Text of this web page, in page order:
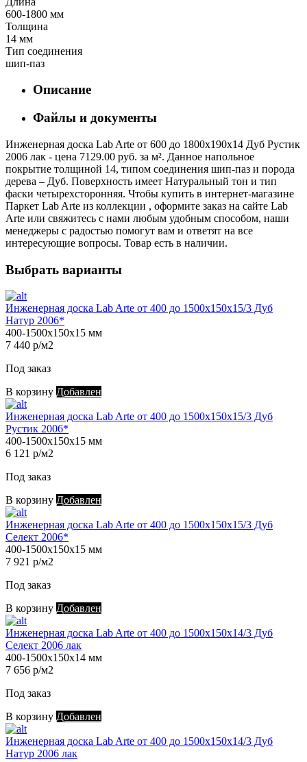
600-1800 мм
Толщина
14 мм
Тип соединения
шип-паз
Описание
Файлы и документы
Инженерная доска Lab Arte от 600 до 1800х190х14 Дуб Рустик
2006 лак - цена 7129.00 руб. за м². Данное напольное
покрытие толщиной 14, типом соединения шип-паз и порода
дерева – Дуб. Поверхность имеет Натуральный тон и тип
фаски четырехсторонняя. Чтобы купить в интернет-магазине
Паркет Lab Arte из коллекции , оформите заказ на сайте Lab
Arte или свяжитесь с нами любым удобным способом, наши
менеджеры с радостью помогут вам и ответят на все
интересующие вопросы. Товар есть в наличии.
Выбрать варианты
Инженерная доска Lab Arte от 400 до 1500х150х15/3 Дуб
Натур 2006*
400-1500х150х15 мм
7 440 р/м2
Под заказ
В корзину Добавлен
Инженерная доска Lab Arte от 400 до 1500х150х15/3 Дуб
Рустик 2006*
400-1500х150х15 мм
6 121 р/м2
Под заказ
В корзину Добавлен
Инженерная доска Lab Arte от 400 до 1500х150х15/3 Дуб
Селект 2006*
400-1500х150х15 мм
7 921 р/м2
Под заказ
В корзину Добавлен
Инженерная доска Lab Arte от 400 до 1500х150х14/3 Дуб
Селект 2006 лак
400-1500х150х14 мм
7 656 р/м2
Под заказ
В корзину Добавлен
Инженерная доска Lab Arte от 400 до 1500х150х14/3 Дуб
Натур 2006 лак